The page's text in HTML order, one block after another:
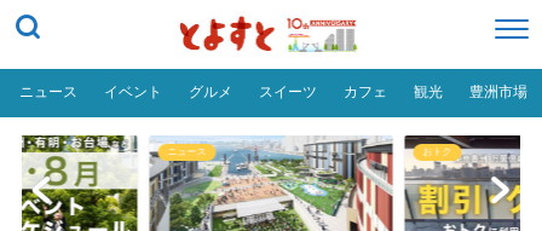
ニュース イベント グルメ スイーツ カフェ 観光 豊洲市場
ニュース おトク